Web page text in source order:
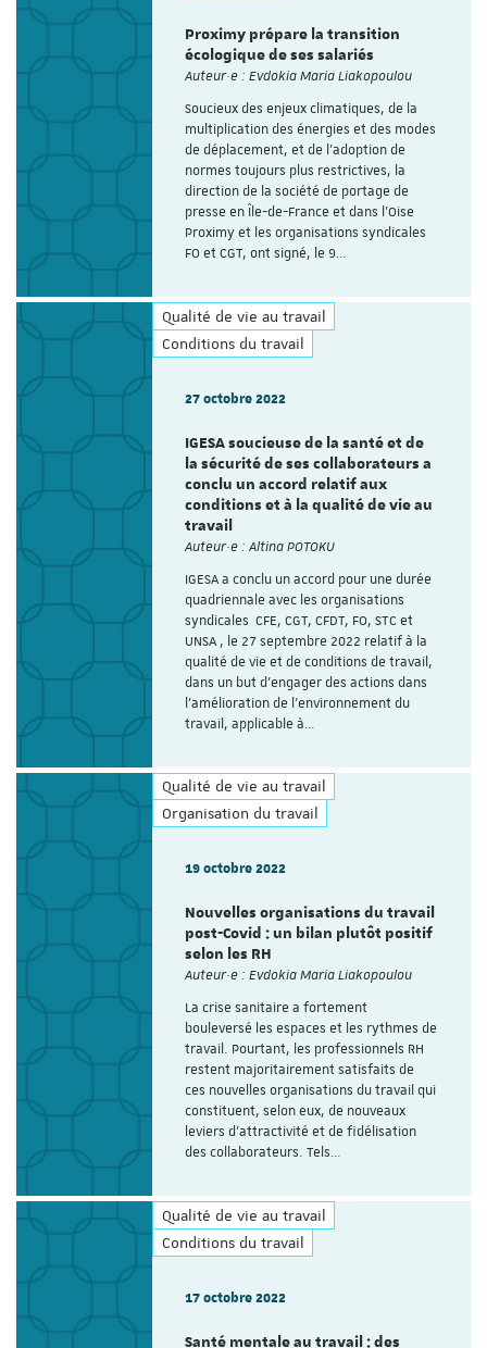
Proximy prépare la transition
écologique de ses salariés
Auteur·e : Evdokia Maria Liakopoulou
Soucieux des enjeux climatiques, de la
multiplication des énergies et des modes
de déplacement, et de l'adoption de
normes toujours plus restrictives, la
direction de la société de portage de
presse en Île-de-France et dans l’Oise
Proximy et les organisations syndicales
FO et CGT, ont signé, le 9…
Qualité de vie au travail
Conditions du travail
27 octobre 2022
IGESA soucieuse de la santé et de
la sécurité de ses collaborateurs a
conclu un accord relatif aux
conditions et à la qualité de vie au
travail
Auteur·e : Altina POTOKU
IGESA a conclu un accord pour une durée
quadriennale avec les organisations
syndicales CFE, CGT, CFDT, FO, STC et
UNSA , le 27 septembre 2022 relatif à la
qualité de vie et de conditions de travail,
dans un but d’engager des actions dans
l’amélioration de l’environnement du
travail, applicable à…
Qualité de vie au travail
Organisation du travail
19 octobre 2022
Nouvelles organisations du travail
post-Covid : un bilan plutôt positif
selon les RH
Auteur·e : Evdokia Maria Liakopoulou
La crise sanitaire a fortement
bouleversé les espaces et les rythmes de
travail. Pourtant, les professionnels RH
restent majoritairement satisfaits de
ces nouvelles organisations du travail qui
constituent, selon eux, de nouveaux
leviers d’attractivité et de fidélisation
des collaborateurs. Tels…
Qualité de vie au travail
Conditions du travail
17 octobre 2022
Santé mentale au travail : des